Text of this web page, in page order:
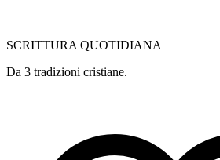
SCRITTURA QUOTIDIANA
Da 3 tradizioni cristiane.